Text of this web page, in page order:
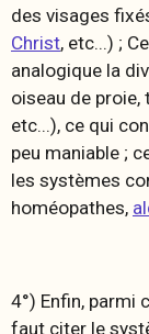
des visages
Christ, etc...) ;
analogique la
oiseau de proie,
etc...), ce qui
peu maniable ;
les systèmes
homéopathes,
4°) Enfin, parmi
faut citer le